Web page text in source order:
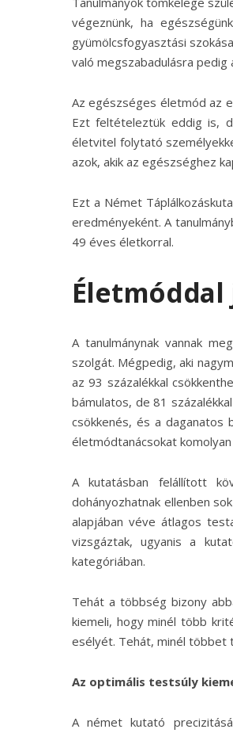
végeznünk, ha
gyümölcsfogyasztási
való megszabadulásra
Az egészséges életmód az
Ezt feltételeztük eddig is,
életvitel folytató
azok, akik az egészséghez
Ezt a Német
eredményeként. A
49 éves életkorral.
A tanulmánynak vannak
szolgát. Mégpedig, aki
az 93 százalékkal
bámulatos, de 81
csökkenés, és a daganatos
életmódtanácsokat
A kutatásban felállított
dohányozhatnak ellenben
alapjában véve átlagos
vizsgáztak, ugyanis a
kategóriában.
Tehát a többség bizony
kiemeli, hogy minél több
esélyét. Tehát, minél többet
Az optimális testsúly
A német kutató